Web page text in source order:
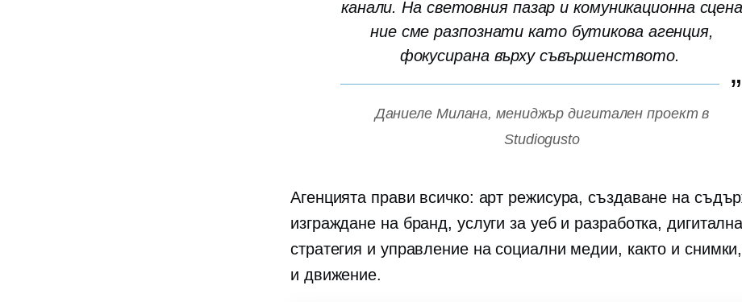
канали. На световния пазар и комуникационна сцена
ние сме разпознати като бутикова агенция,
фокусирана върху съвършенството.
Даниеле Милана, мениджър дигитален проект в
Studiogusto
Агенцията прави всичко: арт режисура, създаване на
изграждане на бранд, услуги за уеб и разработка, дигитална
стратегия и управление на социални медии, както и
и движение.